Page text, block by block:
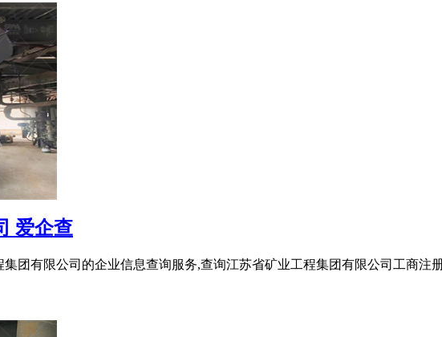
爱企查
团有限公司的企业信息查询服务,查询江苏省矿业工程集团有限公司工商注